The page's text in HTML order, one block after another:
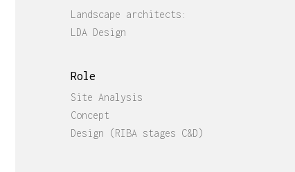
Landscape architects:
LDA Design
Role
Site Analysis
Concept
Design (RIBA stages C&D)